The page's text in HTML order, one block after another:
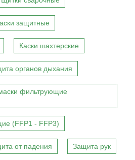
защитные
Каски шахтерские
органов дыхания
фильтрующие
(FFP1 - FFP3)
от падения Защита рук